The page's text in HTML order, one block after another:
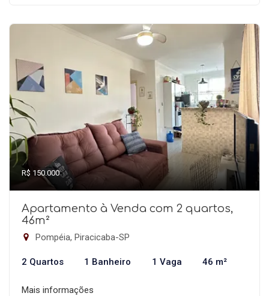
R$ 150.000
Apartamento à Venda com 2 quartos,
46m²
Pompéia, Piracicaba-SP
2 Quartos 1 Banheiro 1 Vaga 46 m²
Mais informações